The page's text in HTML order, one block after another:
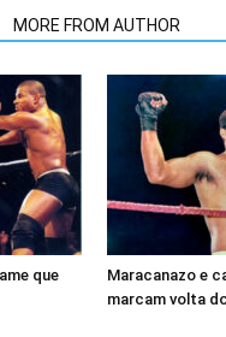
MORE FROM AUTHOR
que
Maracanazo e
marcam volta